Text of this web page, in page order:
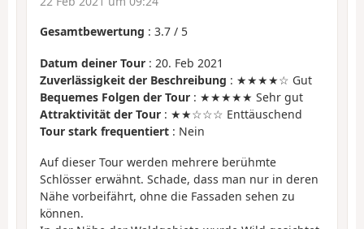
Gesamtbewertung : 3.7 / 5
Datum deiner Tour : 20. Feb 2021
Zuverlässigkeit der Beschreibung : ★★★★☆ Gut
Bequemes Folgen der Tour : ★★★★★ Sehr gut
Attraktivität der Tour : ★★☆☆☆ Enttäuschend
Tour stark frequentiert : Nein
Auf dieser Tour werden mehrere berühmte
Schlösser erwähnt. Schade, dass man nur in deren
Nähe vorbeifährt, ohne die Fassaden sehen zu
können.